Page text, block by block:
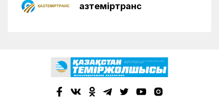
Қазтеміртранс